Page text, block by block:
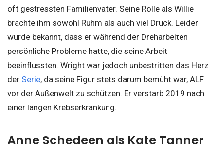
oft gestressten Familienvater. Seine Rolle als Willie
brachte ihm sowohl Ruhm als auch viel Druck. Leider
wurde bekannt, dass er während der Dreharbeiten
persönliche Probleme hatte, die seine Arbeit
beeinflussten. Wright war jedoch unbestritten das Herz
der Serie, da seine Figur stets darum bemüht war, ALF
vor der Außenwelt zu schützen. Er verstarb 2019 nach
einer langen Krebserkrankung.
Anne Schedeen als Kate Tanner